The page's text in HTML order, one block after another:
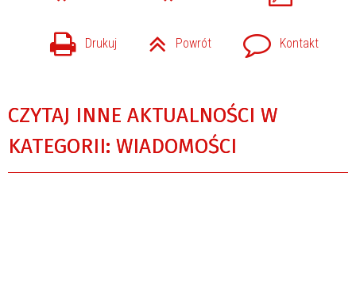
Drukuj Powrót Kontakt
CZYTAJ INNE AKTUALNOŚCI W
KATEGORII: WIADOMOŚCI